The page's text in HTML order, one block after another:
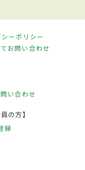
ーポリシー
お問い合わせ
い合わせ
の方】
録